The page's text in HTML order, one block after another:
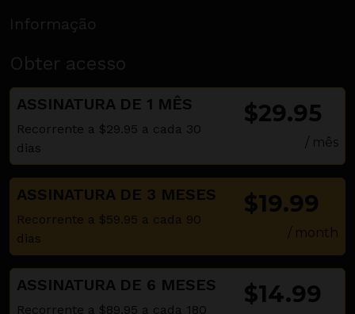
Informação
Obter acesso
ASSINATURA DE 1 MÊS
Recorrente a $29.95 a cada 30
dias
$29.95
/ mês
ASSINATURA DE 3 MESES
Recorrente a $59.95 a cada 90
dias
$19.99
/ month
ASSINATURA DE 6 MESES
Recorrente a $89.95 a cada 180
$14.99